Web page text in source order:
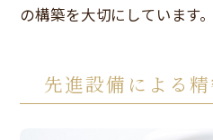
の構築を大切にしています。
先進設備による